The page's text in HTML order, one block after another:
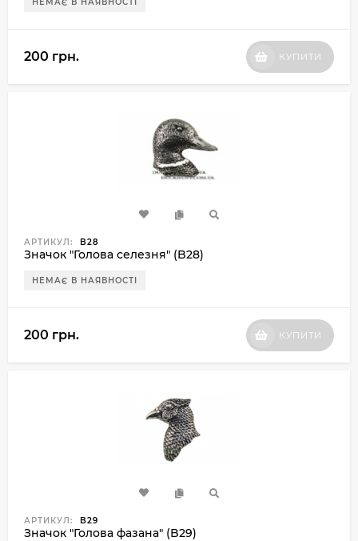
200 грн. КУПИТИ
АРТИКУЛ: B28
Значок "Голова селезня" (B28)
НЕМАЄ В НАЯВНОСТІ
200 грн. КУПИТИ
АРТИКУЛ: B29
Значок "Голова фазана" (B29)